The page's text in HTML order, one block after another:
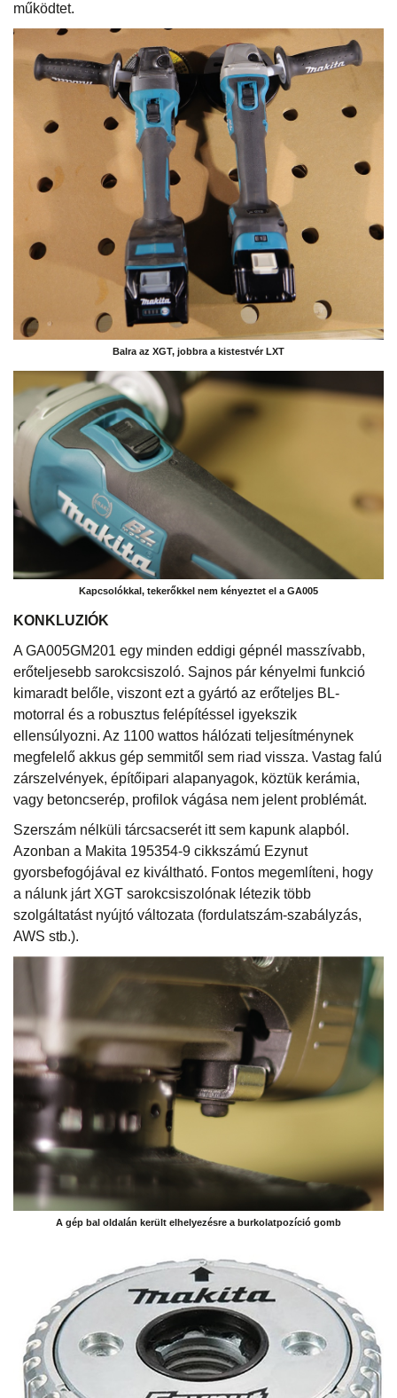
működtet.
Balra az XGT, jobbra a kistestvér LXT
Kapcsolókkal, tekerőkkel nem kényeztet el a GA005
KONKLUZIÓK
A GA005GM201 egy minden eddigi gépnél masszívabb,
erőteljesebb sarokcsiszoló. Sajnos pár kényelmi funkció
kimaradt belőle, viszont ezt a gyártó az erőteljes BL-
motorral és a robusztus felépítéssel igyekszik
ellensúlyozni. Az 1100 wattos hálózati teljesítménynek
megfelelő akkus gép semmitől sem riad vissza. Vastag falú
zárszelvények, építőipari alapanyagok, köztük kerámia,
vagy betoncserép, profilok vágása nem jelent problémát.
Szerszám nélküli tárcsacserét itt sem kapunk alapból.
Azonban a Makita 195354-9 cikkszámú Ezynut
gyorsbefogójával ez kiváltható. Fontos megemlíteni, hogy
a nálunk járt XGT sarokcsiszolónak létezik több
szolgáltatást nyújtó változata (fordulatszám-szabályzás,
AWS stb.).
A gép bal oldalán került elhelyezésre a burkolatpozíció gomb